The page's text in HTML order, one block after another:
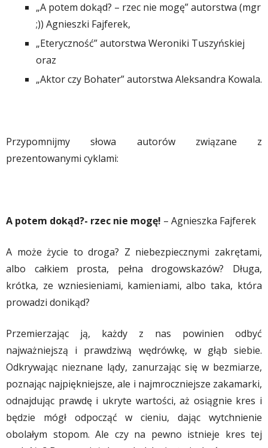
„A potem dokąd? – rzec nie mogę” autorstwa (mgr
;)) Agnieszki Fajferek,
„Eteryczność” autorstwa Weroniki Tuszyńskiej
oraz
„Aktor czy Bohater” autorstwa Aleksandra Kowala.
Przypomnijmy słowa autorów związane z
prezentowanymi cyklami:
A potem dokąd?- rzec nie mogę! – Agnieszka Fajferek
A może życie to droga? Z niebezpiecznymi zakrętami,
albo całkiem prosta, pełna drogowskazów? Długa,
krótka, ze wzniesieniami, kamieniami, albo taka, która
prowadzi donikąd?
Przemierzając ją, każdy z nas powinien odbyć
najważniejszą i prawdziwą wędrówkę, w głąb siebie.
Odkrywając nieznane lądy, zanurzając się w bezmiarze,
poznając najpiękniejsze, ale i najmroczniejsze zakamarki,
odnajdując prawdę i ukryte wartości, aż osiągnie kres i
będzie mógł odpocząć w cieniu, dając wytchnienie
obolałym stopom. Ale czy na pewno istnieje kres tej